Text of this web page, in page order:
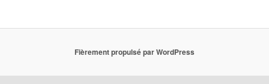
Fièrement propulsé par WordPress